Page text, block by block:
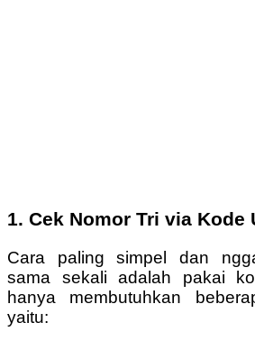
1. Cek Nomor Tri via Kode
Cara paling simpel dan
sama sekali adalah pakai
hanya membutuhkan
yaitu: